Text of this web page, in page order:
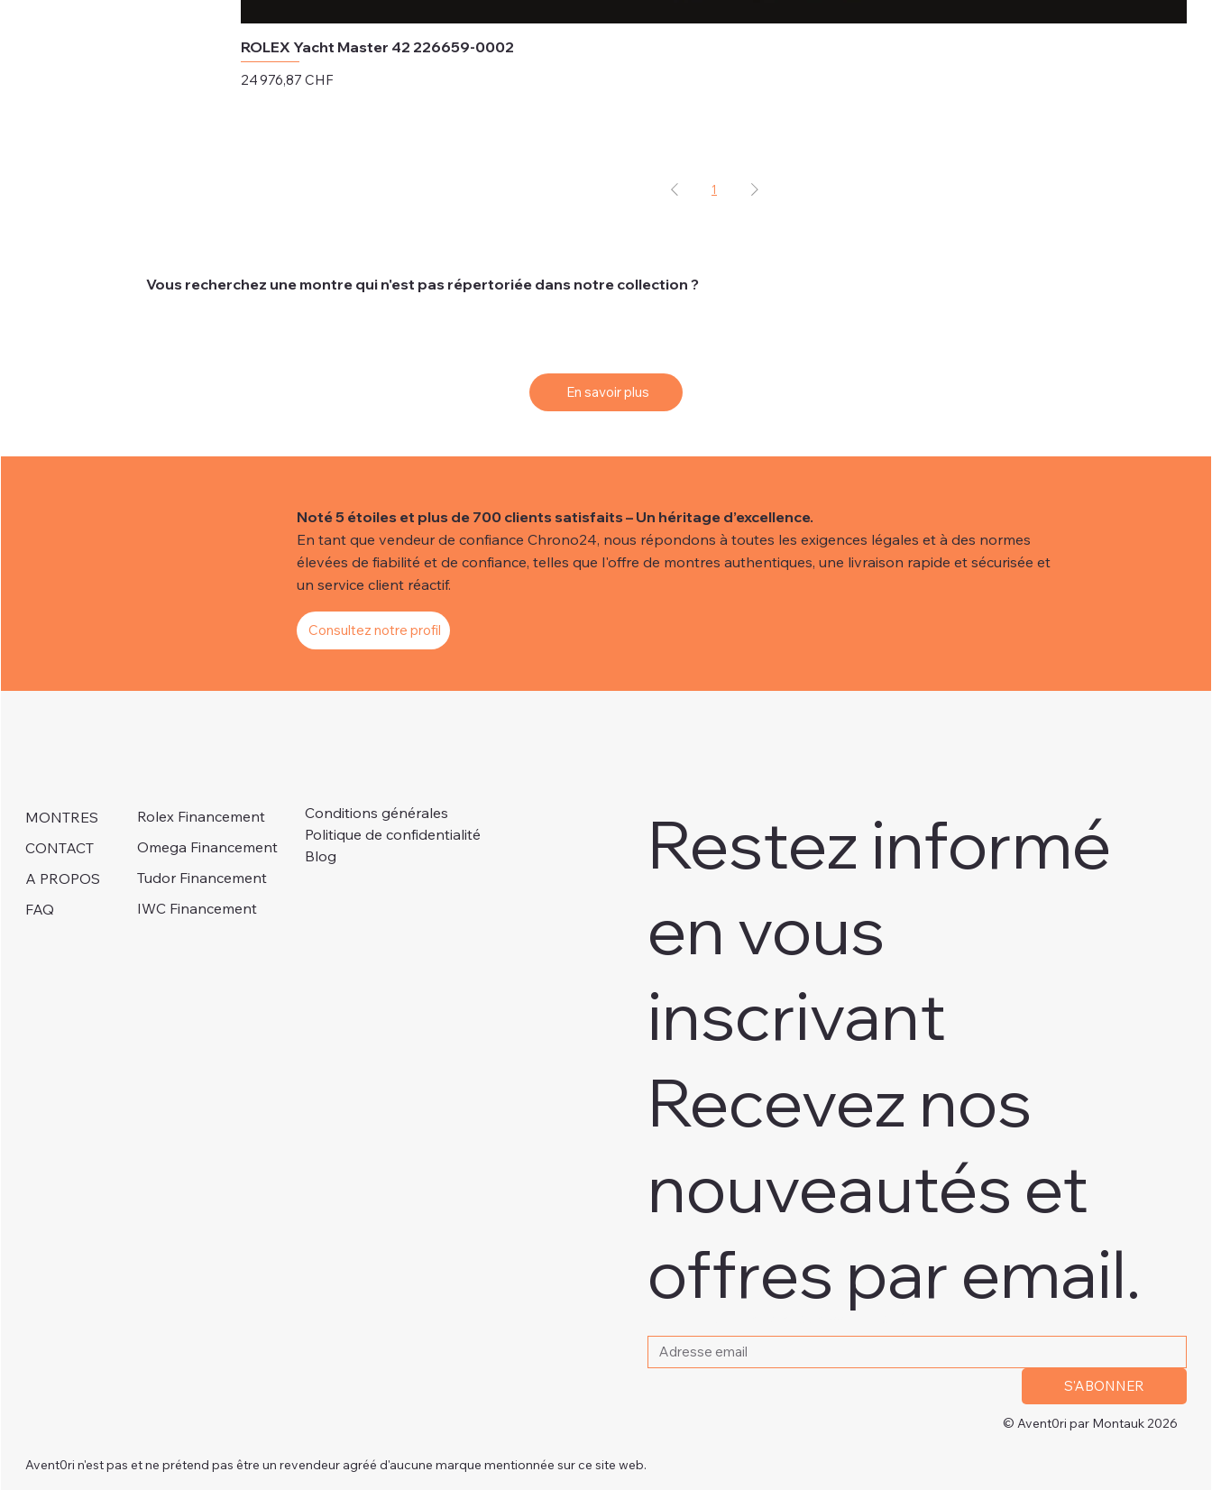
Vous recherchez une montre qui n'est pas répertoriée dans notre collection ?
En savoir plus
ROLEX Yacht Master 42 226659-0002
Prix
24 976,87 CHF
1
Noté 5 étoiles et plus de 700 clients satisfaits – Un héritage d’excellence.
En tant que vendeur de confiance Chrono24, nous répondons à toutes les exigences légales et à des normes
élevées de fiabilité et de confiance, telles que l'offre de montres authentiques, une livraison rapide et sécurisée et
un service client réactif.
Consultez notre profil
MONTRES
CONTACT
A PROPOS
FAQ
Rolex Financement
Omega Financement
Tudor Financement
IWC Financement
Conditions générales
Politique de confidentialité
Blog
Restez informé
en vous
inscrivant
Recevez nos
nouveautés et
offres par email.
S'ABONNER
© Avent0ri par Montauk 2026
Avent0ri n'est pas et ne prétend pas être un revendeur agréé d'aucune marque mentionnée sur ce site web.